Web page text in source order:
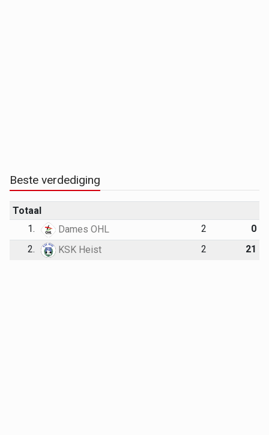
Beste verdediging
Totaal
1.
Dames OHL 2
0
2.
KSK Heist 2 21